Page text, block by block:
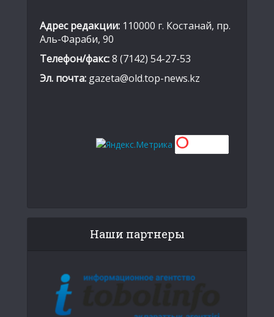
Адрес редакции: 110000 г. Костанай, пр.
Аль-Фараби, 90
Телефон/факс:8 (7142) 54-27-53
Эл. почта: gazeta@old.top-news.kz
Наши партнеры